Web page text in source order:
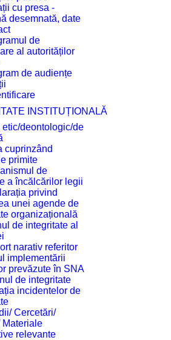
cu presa -
desemnată, date
de
al autorităților
de audiențe
INSTITUȚIONALĂ
etic/deontologic/de
cuprinzând
primite
de
a încălcărilor legii
privind
unei agende de
organizațională
de integritate al
narativ referitor
implementării
prevăzute în SNA
de integritate
incidentelor de
Cercetări/
Materiale
relevante